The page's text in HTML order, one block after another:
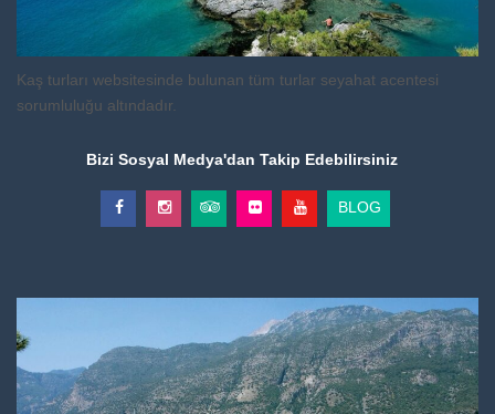
Kaş turları websitesinde bulunan tüm turlar seyahat acentesi
sorumluluğu altındadır.
Bizi Sosyal Medya'dan Takip Edebilirsiniz
BLOG